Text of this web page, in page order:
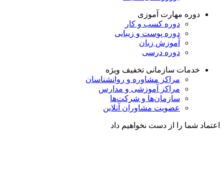
دوره مهارت آموزی
دوره کسب و کار
دوره پوست و زیبایی
آموزش زبان
دوره درسی
خدمات سازمانی تخفیف ویژه
مراکز مشاوره و روانشناسان
مراکز آموزشی و مدارس
سازمان‌ها و شرکت‌ها
عضویت مشاوران آنلاین
اعتماد شما را از دست نخواهیم داد